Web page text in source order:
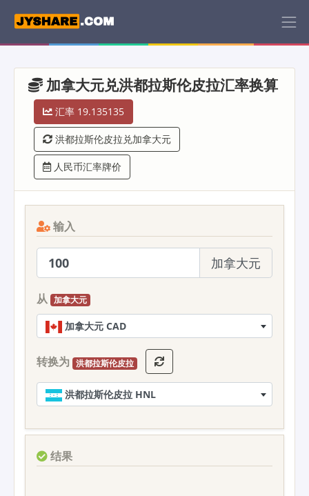
加拿大元兑洪都拉斯伦皮拉汇率换算
汇率 19.135135
洪都拉斯伦皮拉兑加拿大元
人民币汇率牌价
输入
加拿大元
从 加拿大元
加拿大元 CAD
转换为 洪都拉斯伦皮拉
洪都拉斯伦皮拉 HNL
结果